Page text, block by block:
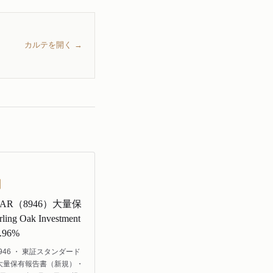
カルテを開く →
（8946）大量保
Oak Investment
・ 東証スタンダード
保有報告書（新規）・